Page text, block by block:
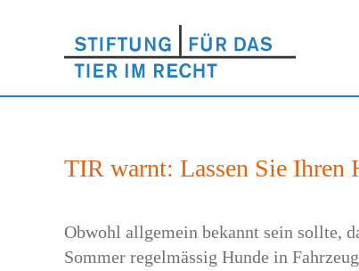
TIR warnt: Lassen Sie
Obwohl allgemein bekannt sein sollte,
Sommer regelmässig Hunde in